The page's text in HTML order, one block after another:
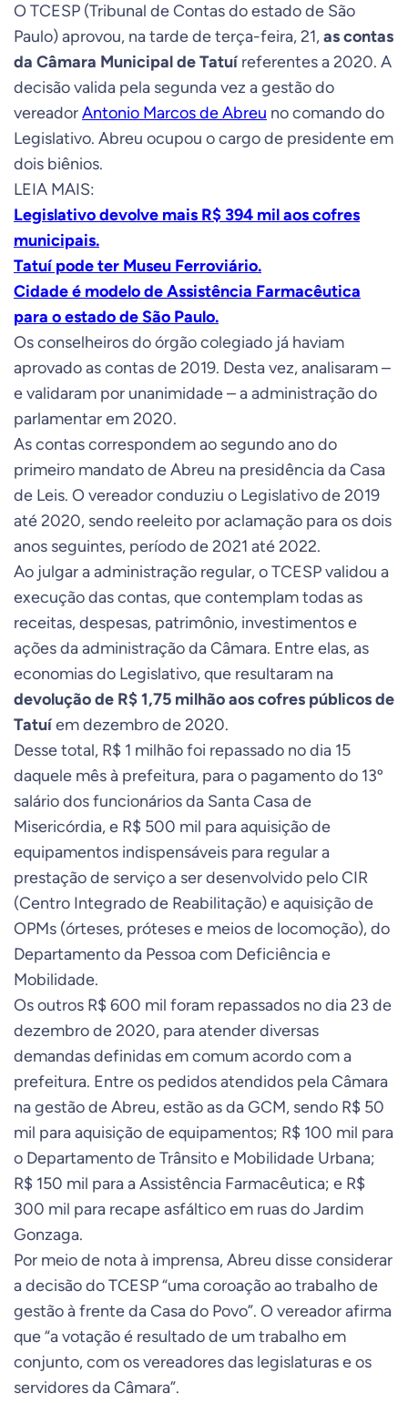
O TCESP (Tribunal de Contas do estado de São
Paulo) aprovou, na tarde de terça-feira, 21,as contas
da Câmara Municipal de Tatuíreferentes a 2020. A
decisão valida pela segunda vez a gestão do
vereadorAntonio Marcos de Abreu no comando do
Legislativo. Abreu ocupou o cargo de presidente em
dois biênios.
LEIA MAIS:
Legislativo devolve mais R$ 394 mil aos cofres
municipais.
Tatuí pode ter Museu Ferroviário.
Cidade é modelo de Assistência Farmacêutica
para o estado de São Paulo.
Os conselheiros do órgão colegiado já haviam
aprovado as contas de 2019. Desta vez, analisaram –
e validaram por unanimidade – a administração do
parlamentar em 2020.
As contas correspondem ao segundo ano do
primeiro mandato de Abreu na presidência da Casa
de Leis. O vereador conduziu o Legislativo de 2019
até 2020, sendo reeleito por aclamação para os dois
anos seguintes, período de 2021 até 2022.
Ao julgar a administração regular, o TCESP validou a
execução das contas, que contemplam todas as
receitas, despesas, patrimônio, investimentos e
ações da administração da Câmara. Entre elas, as
economias do Legislativo, que resultaram na
devolução de R$ 1,75 milhão aos cofres públicos de
Tatuíem dezembro de 2020.
Desse total, R$ 1 milhão foi repassado no dia 15
daquele mês à prefeitura, para o pagamento do 13º
salário dos funcionários da Santa Casa de
Misericórdia, e R$ 500 mil para aquisição de
equipamentos indispensáveis para regular a
prestação de serviço a ser desenvolvido pelo CIR
(Centro Integrado de Reabilitação) e aquisição de
OPMs (órteses, próteses e meios de locomoção), do
Departamento da Pessoa com Deficiência e
Mobilidade.
Os outros R$ 600 mil foram repassados no dia 23 de
dezembro de 2020, para atender diversas
demandas definidas em comum acordo com a
prefeitura. Entre os pedidos atendidos pela Câmara
na gestão de Abreu, estão as da GCM, sendo R$ 50
mil para aquisição de equipamentos; R$ 100 mil para
o Departamento de Trânsito e Mobilidade Urbana;
R$ 150 mil para a Assistência Farmacêutica; e R$
300 mil para recape asfáltico em ruas do Jardim
Gonzaga.
Por meio de nota à imprensa, Abreu disse considerar
a decisão do TCESP “uma coroação ao trabalho de
gestão à frente da Casa do Povo”. O vereador afirma
que “a votação é resultado de um trabalho em
conjunto, com os vereadores das legislaturas e os
servidores da Câmara”.